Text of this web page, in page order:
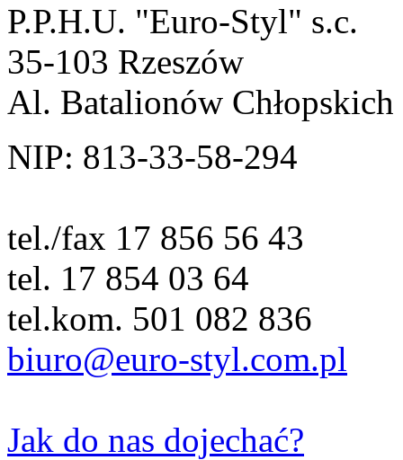
P.P.H.U. "Euro-Styl" s.c.
35-103 Rzeszów
Al. Batalionów
NIP: 813-33-58-294
tel./fax 17 856 56 43
tel. 17 854 03 64
tel.kom. 501 082 836
biuro@euro-styl.com.pl
Jak do nas dojechać?